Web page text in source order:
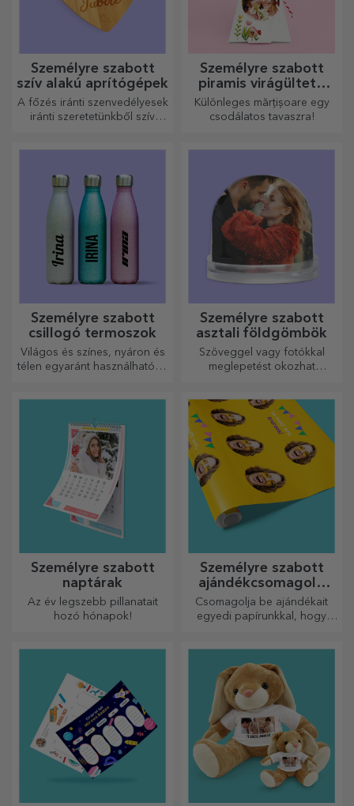
Személyre szabott
szív alakú aprítógépek
A főzés iránti szenvedélyesek
iránti szeretetünkből szív
Személyre szabott
piramis virágültető
készletek
Különleges mărțișoare egy
csodálatos tavaszra!
Személyre szabott
csillogó termoszok
Világos és színes, nyáron és
télen egyaránt használható, a
őket!
Személyre szabott
asztali földgömbök
Szöveggel vagy fotókkal
meglepetést okozhat
Személyre szabott
naptárak
Az év legszebb pillanatait
hozó hónapok!
Személyre szabott
ajándékcsomagoló
papír
Csomagolja be ajándékait
egyedi papírunkkal, hogy